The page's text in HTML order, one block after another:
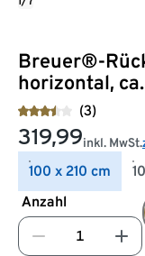
Breuer®-
horizontal,
(3)
319,99inkl. MwSt.
100 x 210 cm
Anzahl